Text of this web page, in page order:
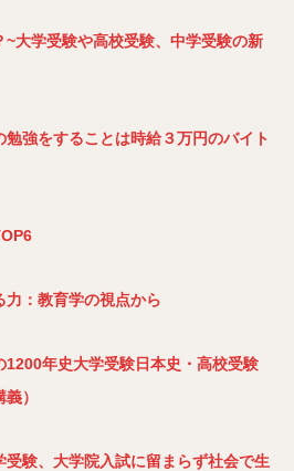
大学受験や高校受験、中学受験の新
強をすることは時給３万円のバイト
：教育学の視点から
年史大学受験日本史・高校受験
）
験、大学院入試に留まらず社会で生